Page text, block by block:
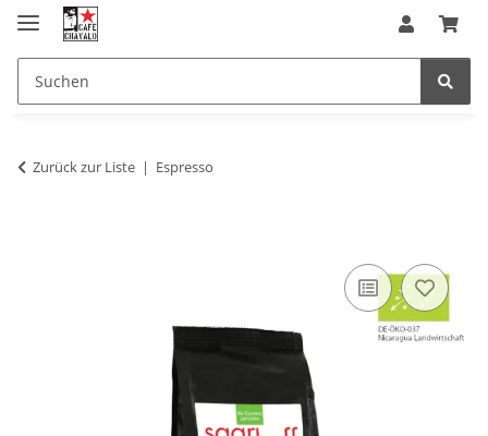
Zurück zur Liste Espresso